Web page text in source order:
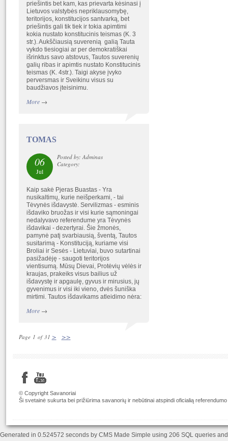
priešintis bet kam, kas prievarta kėsinasi į
Lietuvos valstybės nepriklausomybę,
teritorijos, konstitucijos santvarką, bet
priešintis gali tik tiek ir tokia apimtimi
kokia nustato konstitucinis teismas (K. 3
str.). Aukščiausią suverenią galią Tauta
vykdo tiesiogiai ar per demokratiškai
išrinktus savo atstovus, Tautos suverenių
galių ribas ir apimtis nustato Konstitucinis
teismas (K. 4str.). Taigi akyse įvyko
perversmas ir Sveikinu visus su
baudžiavos įteisinimu.
More→
TOMAS
06
Jul
Posted by: Adminas
Category:
Kaip sakė Pjeras Buastas - Yra
nusikaltimų, kurie neišperkami, - tai
Tėvynės išdavystė. Servilizmas - esminis
išdaviko bruožas ir visi kurie sąmoningai
nedalyvavo referendume yra Tėvynės
išdavikai - dezertyrai. Šie žmonės,
pamynė patį svarbiausią, šventą, Tautos
susitarimą - Konstituciją, kuriame visi
Broliai ir Sesės - Lietuviai, buvo sutartinai
pasižadėję - saugoti teritorijos
vientisumą. Mūsų Dievai, Protėvių vėlės ir
kraujas, prakeiks visus bailius už
išdavystę ir apgaulę, gyvus ir mirusius, jų
gyvenimus ir visi iki vieno, dvės šuniška
mirtimi. Tautos išdavikams atleidimo nėra:
More→
Page 1 of 31 > >>
© Copyright Savanoriai
Ši svetainė sukurta bei prižiūrima savanorių ir nebūtinai atspindi oficialią
Generated in 0.524572 seconds by CMS Made Simple using 206 SQL queries